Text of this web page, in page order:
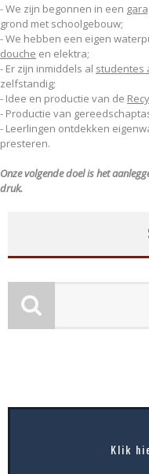
- We zijn begonnen in een
grond met schoolgebouw;
- We hebben een eigen
douche en elektra;
- Er zijn inmiddels al studentes
zelfstandig;
- Idee en productie van de
- Productie van
- Leerlingen ontdekken
presteren.
Onze volgende doel is het
druk.
Klik